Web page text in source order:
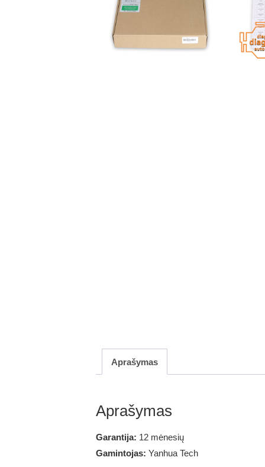
Aprašymas
Aprašymas
Garantija: 12 mėnesių
Gamintojas: Yanhua Tech